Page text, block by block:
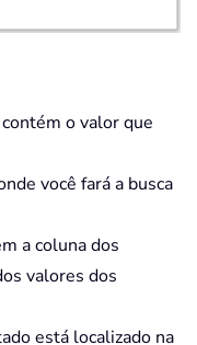
o valor que
você fará a busca
a coluna dos
valores dos
está localizado na